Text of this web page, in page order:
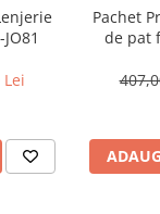
Pachet
de pat